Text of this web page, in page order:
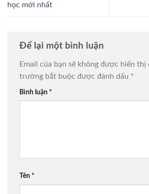
học mới nhất
Để lại một bình luận
Email của bạn sẽ không được hiển thị
trường bắt buộc được đánh dấu *
Bình luận *
Tên *